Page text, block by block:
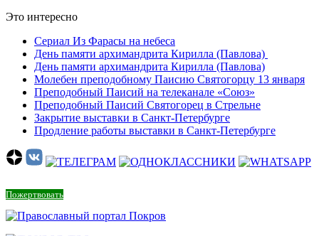
Это интересно
Сериал Из Фарасы на небеса
День памяти архимандрита Кирилла (Павлова)
День памяти архимандрита Кирилла (Павлова)
Молебен преподобному Паисию Святогорцу 13 января
Преподобный Паисий на телеканале «Союз»
Преподобный Паисий Святогорец в Стрельне
Закрытие выставки в Санкт-Петербурге
Продление работы выставки в Санкт-Петербурге
Пожертвовать